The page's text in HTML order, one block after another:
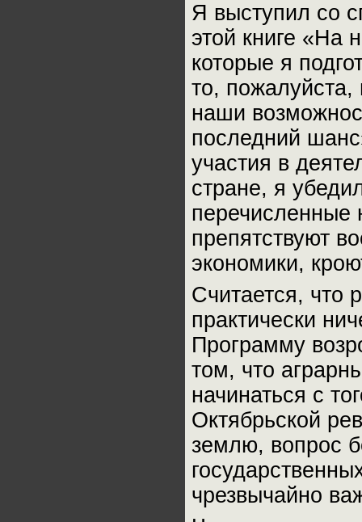
Я выступил со
этой книге «На
которые я
то,
наши
последний
участия в
стране, я
перечисленные
препятствуют
экономики,
Считается, что
практически
Программу
том, что
начинаться с
Октябрьской
землю, вопрос
чрезвычайно